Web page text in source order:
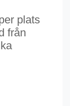
plats
från